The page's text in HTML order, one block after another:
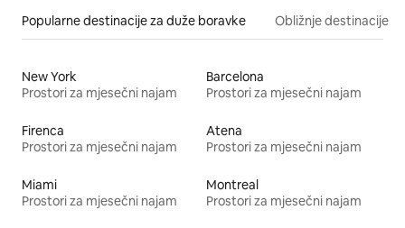
Popularne destinacije za duže boravke Obližnje destinacije
New York
Prostori za mjesečni najam
Barcelona
Prostori za mjesečni najam
Firenca
Prostori za mjesečni najam
Atena
Prostori za mjesečni najam
Miami
Prostori za mjesečni najam
Montreal
Prostori za mjesečni najam